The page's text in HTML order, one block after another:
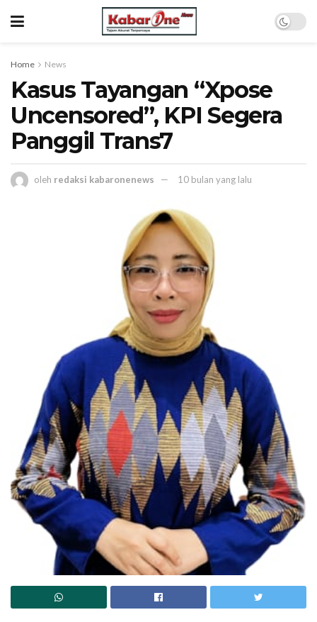
Home News
Kasus Tayangan “Xpose
Uncensored”, KPI Segera
Panggil Trans7
oleh redaksi kabaronenews 10 bulan yang lalu